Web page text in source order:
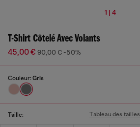
1 | 4
T-Shirt Côtelé Avec Volants
45,00 € 90,00 € -50%
Couleur: Gris
Taille: Tableau des tailles